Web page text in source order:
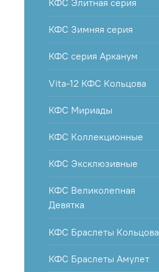
КФС Элитная серия
КФС Зимняя серия
КФС серия Арканум
Vita-12 КФС Кольцова
КФС Мириады
КФС Коллекционные
КФС Эксклюзивные
КФС Великолепная
Девятка
КФС Браслеты Кольцова
КФС Браслеты Амулет